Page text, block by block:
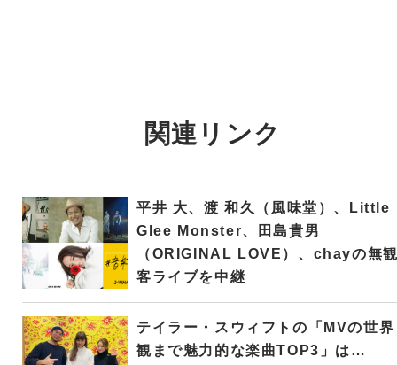
関連リンク
平井 大、渡 和久（風味堂）、Little
Glee Monster、田島貴男
（ORIGINAL LOVE）、chayの無
客ライブを中継
テイラー・スウィフトの「MVの世界
観まで魅力的な楽曲TOP3」は…